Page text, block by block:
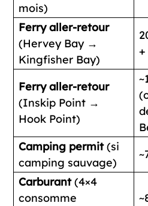
mois)
Ferry aller-retour
(Hervey Bay →
Kingfisher Bay)
Ferry aller-retour
(Inskip Point →
Hook Point)
Camping permit(si
camping sauvage)
Carburant(4×4
consomme